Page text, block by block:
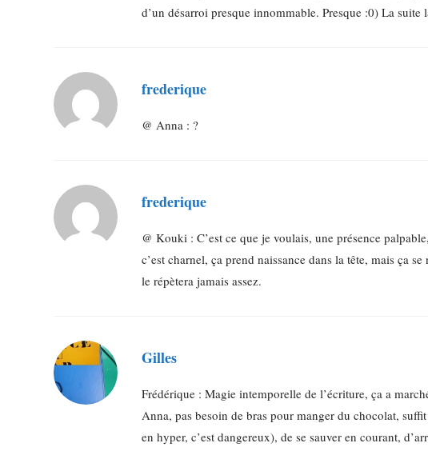
d’un désarroi presque innommable. Presque :0) La
frederique
@ Anna : ?
frederique
@ Kouki : C’est ce que je voulais, une présence
c’est charnel, ça prend naissance dans la tête, mais ça
le répètera jamais assez.
Gilles
Frédérique : Magie intemporelle de l’écriture, ça a
Anna, pas besoin de bras pour manger du chocolat,
en hyper, c’est dangereux), de se sauver en courant,